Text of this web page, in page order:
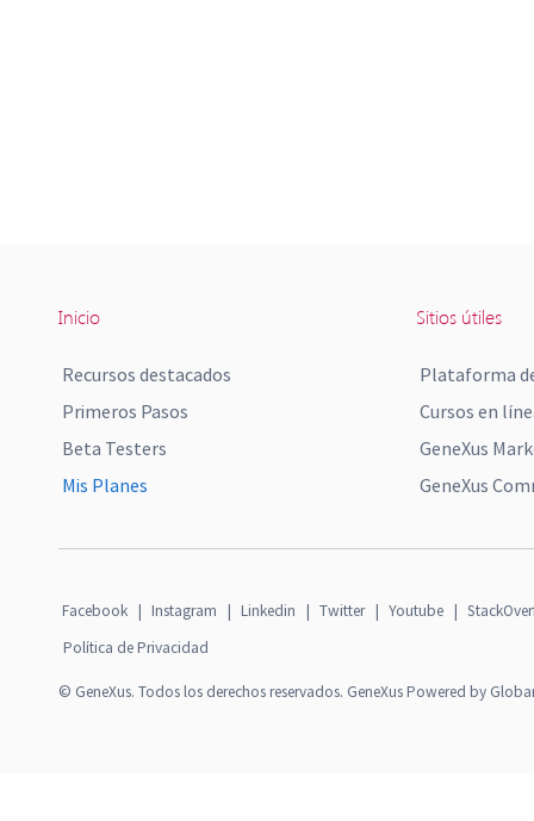
Inicio
Recursos destacados
Primeros Pasos
Beta Testers
Mis Planes
Sitios útiles
Plataforma
Cursos en
GeneXus
GeneXus
Facebook | Instagram | Linkedin | Twitter | Youtube |
Política de Privacidad
© GeneXus. Todos los derechos reservados. GeneXus Powered by